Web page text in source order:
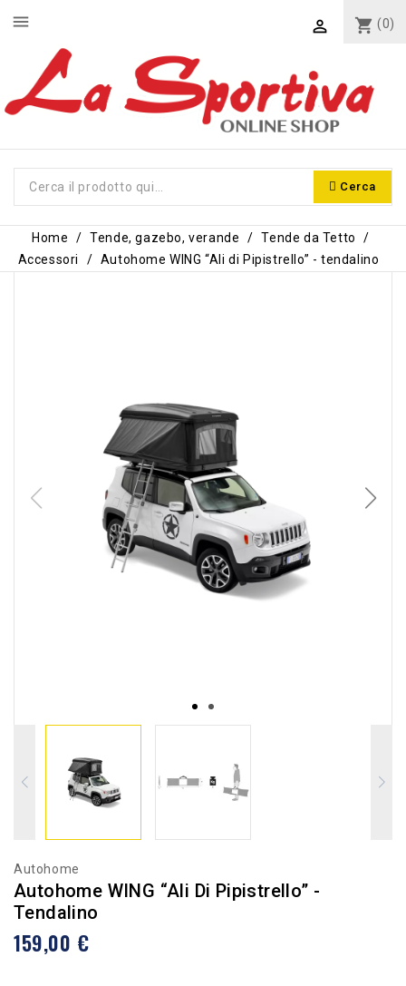
shopping_cart (0)

Cerca
menu
Home Tende, gazebo, verande
Tende da Tetto
Accessori
Autohome WING “Ali di Pipistrello” - tendalino
Autohome
Autohome WING “Ali Di Pipistrello” -
Tendalino
159,00 €